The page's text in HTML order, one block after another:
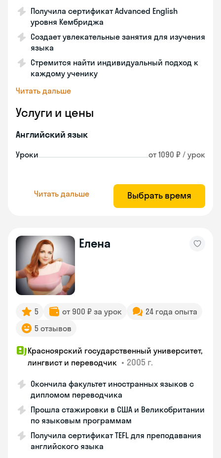
Получила сертификат Advanced English
уровня Кембриджа
Создает увлекательные занятия для изучения
языка
Стремится найти индивидуальный подход к
каждому ученику
Читать дальше
Услуги и цены
Английский язык
Уроки от 1090 ₽ / урок
Читать дальше Выбрать время
Елена
5 от 900 ₽ за урок
24 года опыта
5 отзывов
Красноярский государственный университет,
лингвист и переводчик • 2005 г.
Окончила факультет иностранных языков с
дипломом переводчика
Прошла стажировки в США и Великобритании
по языковым программам
Получила сертификат TEFL для преподавания
английского языка